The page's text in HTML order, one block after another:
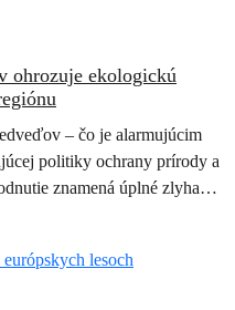
ohrozuje ekologickú
– čo je alarmujúcim
politiky ochrany prírody a
znamená úplné zlyhanie
pod…